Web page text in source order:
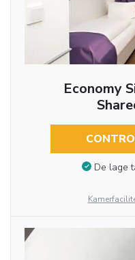
Economy
De lage